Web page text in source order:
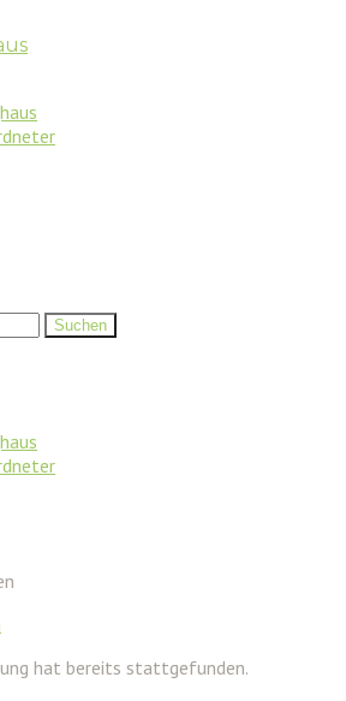
Suchen
hat bereits stattgefunden.